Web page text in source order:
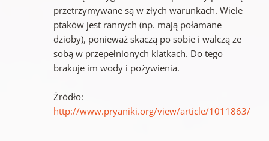
przetrzymywane są w złych warunkach. Wiele
ptaków jest rannych (np. mają połamane
dzioby), ponieważ skaczą po sobie i walczą ze
sobą w przepełnionych klatkach. Do tego
brakuje im wody i pożywienia.
Źródło:
http://www.pryaniki.org/view/article/1011863/